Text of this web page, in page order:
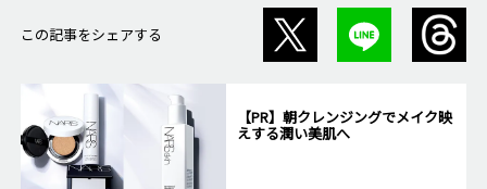
この記事をシェアする
【PR】朝クレンジングでメイク映
えする潤い美肌へ